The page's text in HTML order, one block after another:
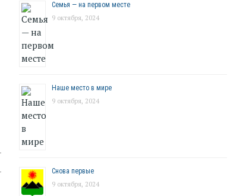
Семья — на первом месте
9 октября, 2024
Наше место в мире
9 октября, 2024
Снова первые
9 октября, 2024